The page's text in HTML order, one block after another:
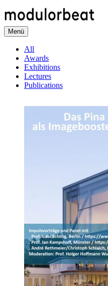
zum
Inhalt
Menü
All
Awards
Exhibitions
Lectures
Publications